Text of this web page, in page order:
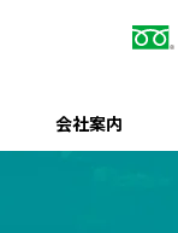
会社案内